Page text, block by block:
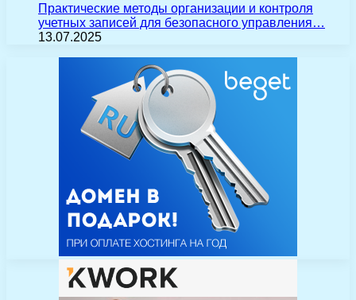
Практические методы организации и контроля
учетных записей для безопасного управления…
13.07.2025